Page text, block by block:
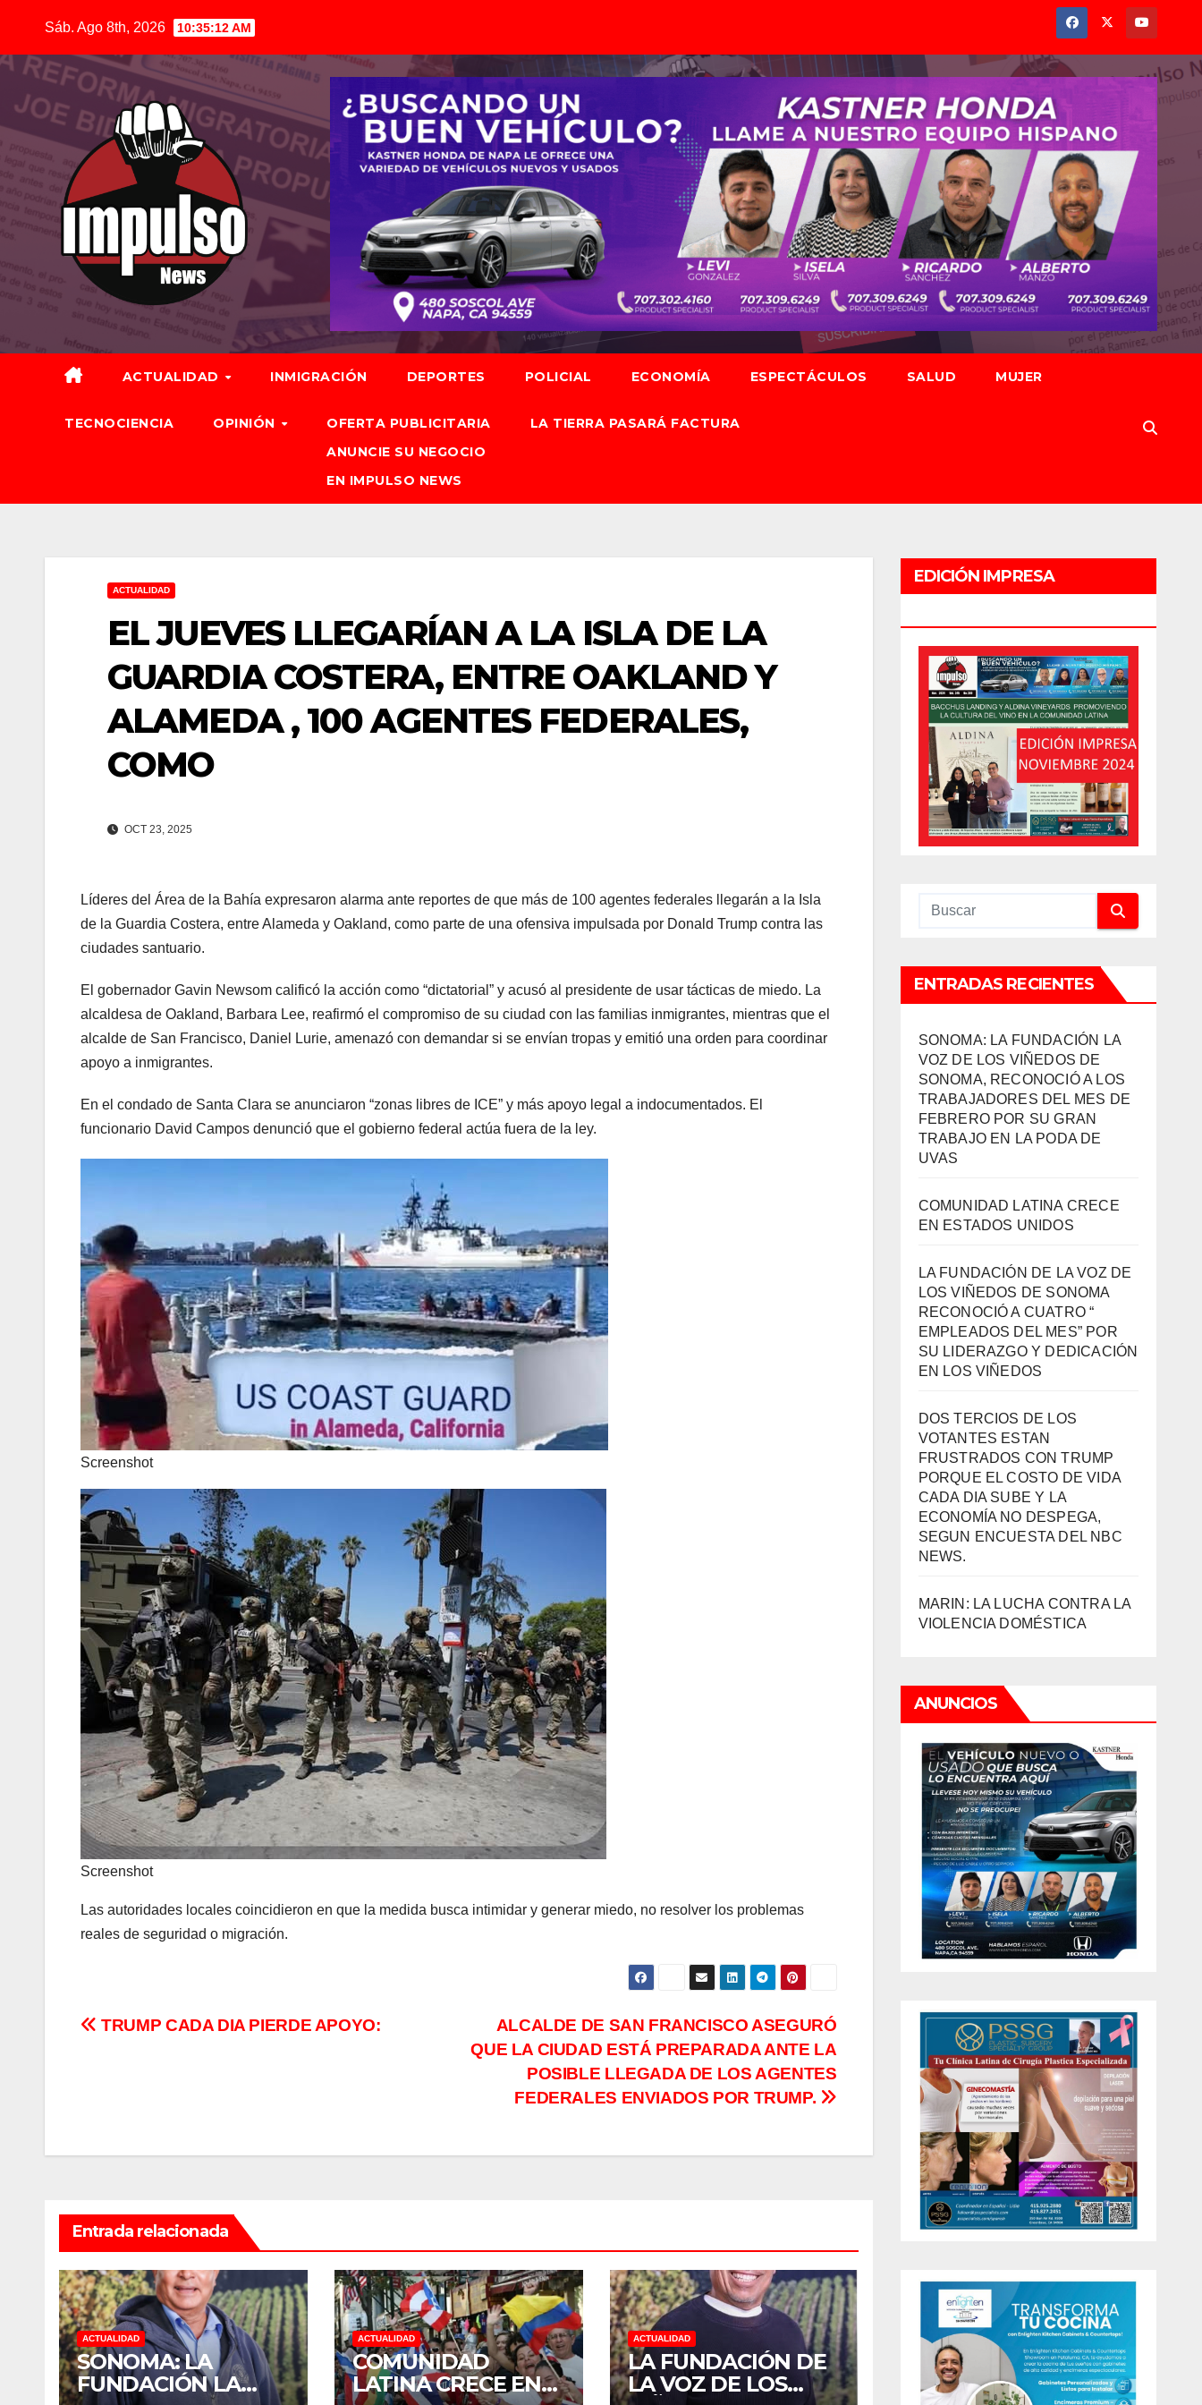
contenido
Sáb. Ago 8th, 2026 10:35:13 AM
ACTUALIDAD INMIGRACIÓN DEPORTES POLICIAL ECONOMÍA ESPECTÁCULOS SALUD MUJER
TECNOCIENCIA OPINIÓN
OFERTA PUBLICITARIA
ANUNCIE SU NEGOCIO
EN IMPULSO NEWS
LA TIERRA PASARÁ FACTURA
ACTUALIDAD
EL JUEVES LLEGARÍAN A LA ISLA DE LA
GUARDIA COSTERA, ENTRE OAKLAND Y
ALAMEDA , 100 AGENTES FEDERALES,
COMO
OCT 23, 2025
Líderes del Área de la Bahía expresaron alarma ante reportes de que más de 100 agentes federales llegarán a la Isla
de la Guardia Costera, entre Alameda y Oakland, como parte de una ofensiva impulsada por Donald Trump contra las
ciudades santuario.
El gobernador Gavin Newsom calificó la acción como “dictatorial” y acusó al presidente de usar tácticas de miedo. La
alcaldesa de Oakland, Barbara Lee, reafirmó el compromiso de su ciudad con las familias inmigrantes, mientras que el
alcalde de San Francisco, Daniel Lurie, amenazó con demandar si se envían tropas y emitió una orden para coordinar
apoyo a inmigrantes.
En el condado de Santa Clara se anunciaron “zonas libres de ICE” y más apoyo legal a indocumentados. El
funcionario David Campos denunció que el gobierno federal actúa fuera de la ley.
Screenshot
Screenshot
Las autoridades locales coincidieron en que la medida busca intimidar y generar miedo, no resolver los problemas
reales de seguridad o migración.
Navegación
ALCALDE DE SAN FRANCISCO ASEGURÓ
QUE LA CIUDAD ESTÁ PREPARADA ANTE LA
POSIBLE LLEGADA DE LOS AGENTES
FEDERALES ENVIADOS POR TRUMP.
TRUMP CADA DIA PIERDE APOYO:
Entrada relacionada
ACTUALIDAD
SONOMA: LA
FUNDACIÓN LA
ACTUALIDAD
COMUNIDAD
LATINA CRECE EN
ACTUALIDAD
LA FUNDACIÓN DE
LA VOZ DE LOS
EDICIÓN IMPRESA
ENTRADAS RECIENTES
SONOMA: LA FUNDACIÓN LA
VOZ DE LOS VIÑEDOS DE
SONOMA, RECONOCIÓ A LOS
TRABAJADORES DEL MES DE
FEBRERO POR SU GRAN
TRABAJO EN LA PODA DE
UVAS
COMUNIDAD LATINA CRECE
EN ESTADOS UNIDOS
LA FUNDACIÓN DE LA VOZ DE
LOS VIÑEDOS DE SONOMA
RECONOCIÓ A CUATRO “
EMPLEADOS DEL MES” POR
SU LIDERAZGO Y DEDICACIÓN
EN LOS VIÑEDOS
DOS TERCIOS DE LOS
VOTANTES ESTAN
FRUSTRADOS CON TRUMP
PORQUE EL COSTO DE VIDA
CADA DIA SUBE Y LA
ECONOMÍA NO DESPEGA,
SEGUN ENCUESTA DEL NBC
NEWS.
MARIN: LA LUCHA CONTRA LA
VIOLENCIA DOMÉSTICA
ANUNCIOS